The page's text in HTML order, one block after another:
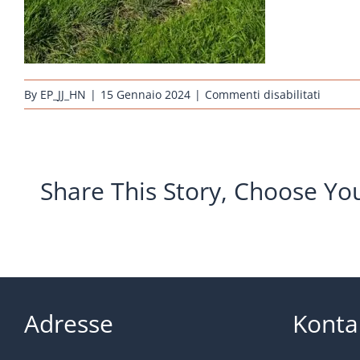
By EP_JJ_HN | 15 Gennaio 2024 | Commenti disabilitati
Share This Story, Choose
Adresse